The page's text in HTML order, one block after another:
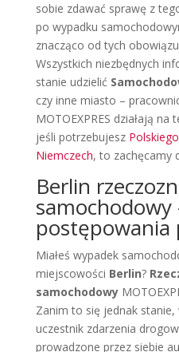
sobie zdawać sprawę z
po wypadku
znacząco od tych
Wszystkich niezbędnych
stanie udzielić
czy inne miasto –
MOTOEXPRES działają na
jeśli potrzebujesz
Niemczech, to zachęcamy
Berlin
samochodowy
postępowania
Miałeś wypadek
miejscowości Berlin?
samochodowy
Zanim to się jednak
uczestnik zdarzenia
prowadzone przez siebie